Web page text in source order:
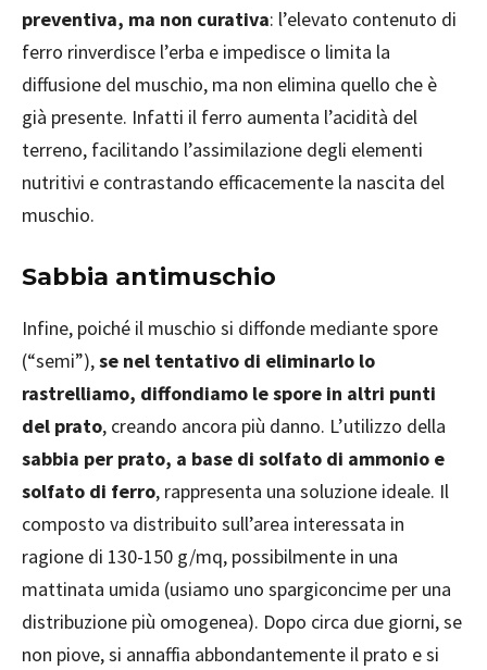
preventiva, ma non curativa: l’elevato contenuto di
ferro rinverdisce l’erba e impedisce o limita la
diffusione del muschio, ma non elimina quello che è
già presente. Infatti il ferro aumenta l’acidità del
terreno, facilitando l’assimilazione degli elementi
nutritivi e contrastando efficacemente la nascita del
muschio.
Sabbia antimuschio
Infine, poiché il muschio si diffonde mediante spore
(“semi”),se nel tentativo di eliminarlo lo
rastrelliamo, diffondiamo le spore in altri punti
del prato, creando ancora più danno. L’utilizzo della
sabbia per prato, a base di solfato di ammonio e
solfato di ferro, rappresenta una soluzione ideale. Il
composto va distribuito sull’area interessata in
ragione di 130-150 g/mq, possibilmente in una
mattinata umida (usiamo uno spargiconcime per una
distribuzione più omogenea). Dopo circa due giorni, se
non piove, si annaffia abbondantemente il prato e si